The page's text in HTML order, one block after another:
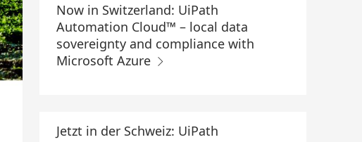
Now in Switzerland: UiPath
Automation Cloud™ – local data
sovereignty and compliance with
Microsoft Azure
Jetzt in der Schweiz: UiPath